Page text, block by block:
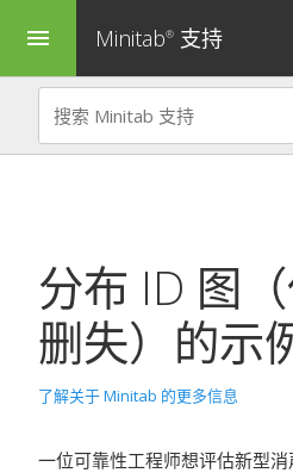
menu Minitab® 支持
分布 ID 图
删失） 的示
了解关于 Minitab 的更多信息
一位可靠性工程师想评估新型